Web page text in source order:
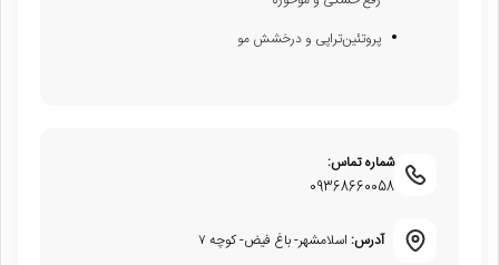
پروتئین‌تراپی و درخشش مو
شماره تماس:
09368660058
آدرس: اسلامشهر- باغ فیض- کوچه ۷